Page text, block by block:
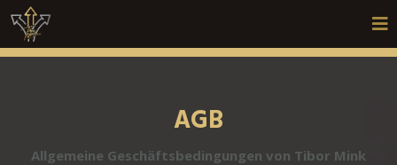
AGB
Allgemeine Geschäftsbedingungen von Tibor Mink